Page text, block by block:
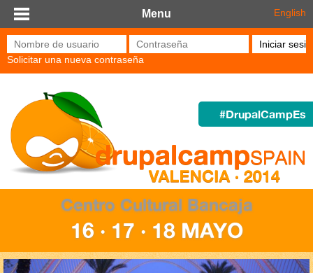
Pasar al contenido principal
Menu English
Nombre de usuario* Contraseña*
Solicitar una nueva contraseña
#DrupalCampEs
Centro Cultural Bancaja
16 · 17 · 18 MAYO